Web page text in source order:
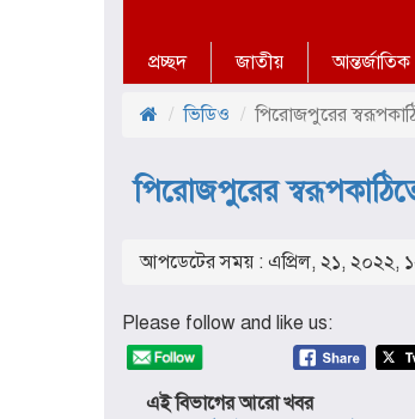
প্রচ্ছদ জাতীয় আন্তর্জাতিক
ভিডিও পিরোজপুরের
পিরোজপুরের
আপডেটের সময় : এপ্রিল, ২১, ২০২২,
Please follow and like us:
এই বিভাগের আরো খবর